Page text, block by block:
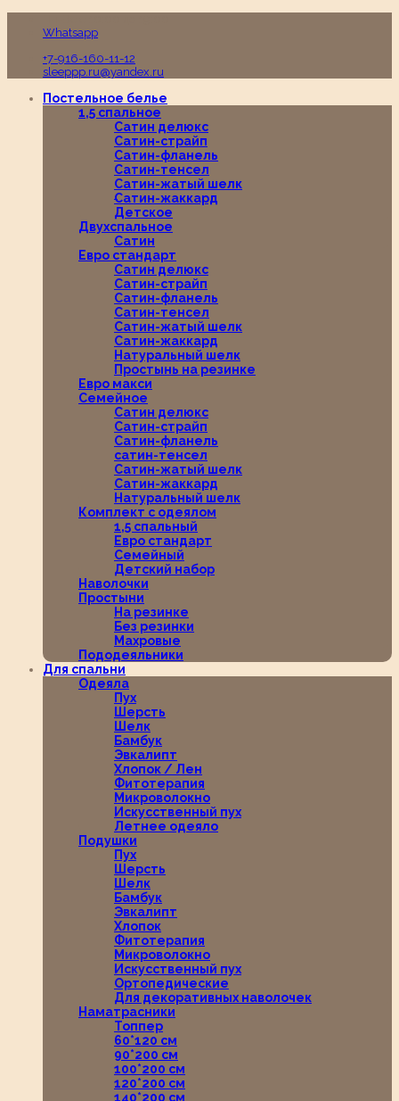
Whatsapp
+7-916-160-11-12
sleeppp.ru@yandex.ru
Постельное белье
1,5 спальное
Сатин делюкс
Сатин-страйп
Сатин-фланель
Сатин-тенсел
Сатин-жатый шелк
Сатин-жаккард
Детское
Двухспальное
Сатин
Евро стандарт
Сатин делюкс
Сатин-страйп
Сатин-фланель
Сатин-тенсел
Сатин-жатый шелк
Сатин-жаккард
Натуральный шелк
Простынь на резинке
Евро макси
Семейное
Сатин делюкс
Сатин-страйп
Сатин-фланель
сатин-тенсел
Сатин-жатый шелк
Сатин-жаккард
Натуральный шелк
Комплект с одеялом
1,5 спальный
Евро стандарт
Семейный
Детский набор
Наволочки
Простыни
На резинке
Без резинки
Махровые
Пододеяльники
Для спальни
Одеяла
Пух
Шерсть
Шелк
Бамбук
Эвкалипт
Хлопок / Лен
Фитотерапия
Микроволокно
Искусственный пух
Летнее одеяло
Подушки
Пух
Шерсть
Шелк
Бамбук
Эвкалипт
Хлопок
Фитотерапия
Микроволокно
Искусственный пух
Ортопедические
Для декоративных наволочек
Наматрасники
Топпер
60*120 см
90*200 см
100*200 см
120*200 см
140*200 см